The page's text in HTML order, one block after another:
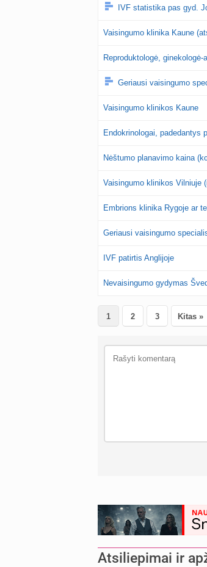
IVF statistika pas gyd.
Vaisingumo klinika Kaune
Reproduktologė,
Geriausi vaisingumo
Vaisingumo klinikos Kaune
Endokrinologai, padedantys
Nėštumo planavimo kaina
Vaisingumo klinikos Vilniuje
Embrions klinika Rygoje ar
Geriausi vaisingumo
IVF patirtis Anglijoje
Nevaisingumo gydymas
1 2 3 Kitas »
Atsiliepimai ir